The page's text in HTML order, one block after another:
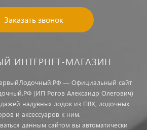
Заказать звонок
ИНТЕРНЕТ-МАГАЗИН
— Официальный сайт
(ИП Рогов Александр Олегович)
надувных лодок из ПВХ, лодочных
и аксессуаров к ним.
данным сайтом вы автоматически